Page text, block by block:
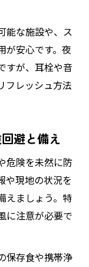
能な施設や、ス
が安心です。夜
すが、耳栓や音
フレッシュ方法
避と備え
危険を未然に防
や現地の状況を
えましょう。特
に注意が必要で
保存食や携帯浄